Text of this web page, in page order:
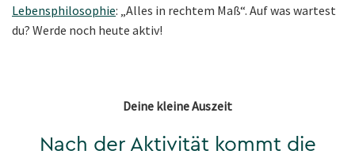
Lebensphilosophie: „Alles in rechtem Maß“. Auf was wartest
du? Werde noch heute aktiv!
Deine kleine Auszeit
Nach der Aktivität kommt die